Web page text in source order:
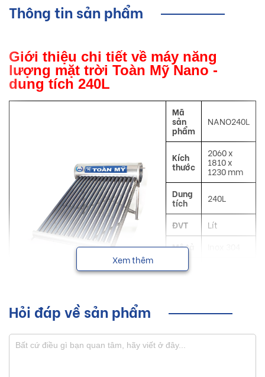
Thông tin sản phẩm
Giới thiệu chi tiết về máy năng
lượng mặt trời Toàn Mỹ Nano -
dung tích 240L
Mã
sản
phẩm
NANO240L
Kích
thước
2060 x
1810 x
1230 mm
Dung
tích 240L
ĐVT
Lít
Mô tả
Công
dụng
Máy năng lượng mặt trời Toàn Mỹ sản xuất bằng công nghệ
ống chân không hấp thụ nhiệt nhanh 5 lớp, giá cả phù hợp
Xem thêm
Hỏi đáp về sản phẩm